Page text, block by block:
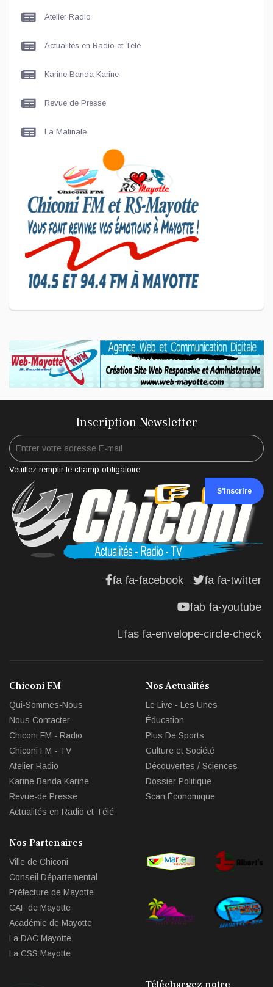
L'Association Zé Run pour le
Communes
Le grand entretien avec Le
SCAN ÉCONOMIQUE
Le président de l'association
Coup de Pouce a partagé sa
vision d'un entrepreneuriat
CULTURE ET SOCIÉTÉ
L'association Marovoanio et
Reska NI Kalamu pour la
Langue KIBOSI
Atelier Radio
Actualités en Radio et Télé
Karine Banda Karine
Revue de Presse
La Matinale
Inscription Newsletter
Veuillez remplir le champ obligatoire.
S'inscrire
fa fa-facebook fa fa-twitter
fab fa-youtube
fas fa-envelope-circle-check
Chiconi FM
Qui-Sommes-Nous
Nous Contacter
Chiconi FM - Radio
Chiconi FM - TV
Atelier Radio
Karine Banda Karine
Revue-de Presse
Actualités en Radio et Télé
Nos Actualités
Le Live - Les Unes
Éducation
Plus De Sports
Culture et Société
Découvertes / Sciences
Dossier Politique
Scan Économique
Nos Partenaires
Ville de Chiconi
Conseil Départemental
Préfecture de Mayotte
CAF de Mayotte
Académie de Mayotte
La DAC Mayotte
La CSS Mayotte